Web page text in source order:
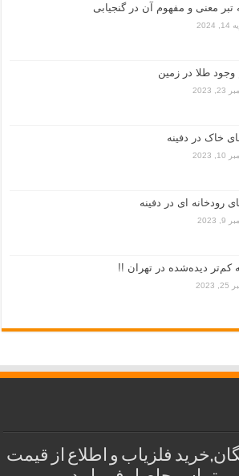
تبر معنی و مفهوم آن در گنجیابی
وجود طلا در زمین
2023
خاک در دفینه
2023
رودخانه ای در دفینه
2023
کم‌تر دیده‌شده در تهران !!
فلزیاب و اطلاع از قیمت